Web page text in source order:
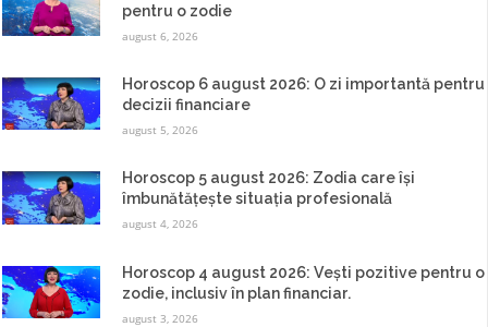
pentru o zodie
august 6, 2026
Horoscop 6 august 2026: O zi importantă pentru
decizii financiare
august 5, 2026
Horoscop 5 august 2026: Zodia care își
îmbunătățește situația profesională
august 4, 2026
Horoscop 4 august 2026: Vești pozitive pentru o
zodie, inclusiv în plan financiar.
august 3, 2026